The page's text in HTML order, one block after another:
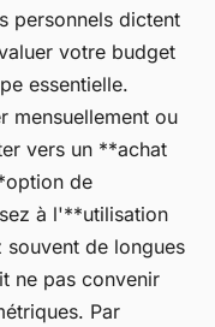
personnels dictent
votre budget
essentielle.
mensuellement ou
vers un **achat
de
à l'**utilisation
de longues
ne pas convenir
Par